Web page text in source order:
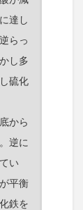
達し
らっ
し多
硫化
から
逆に
い
平衡
鉄を